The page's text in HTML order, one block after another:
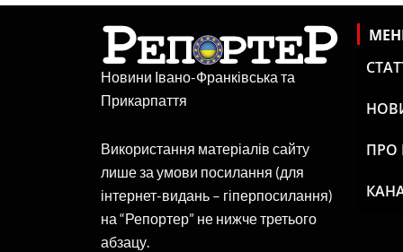
Новини Івано-Франківська та
Прикарпаття
Використання матеріалів сайту
лише за умови посилання (для
інтернет-видань – гіперпосилання)
на “Репортер” не нижче третього
абзацу.
ПРО